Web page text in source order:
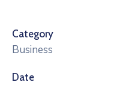
КОНТАКТ
Category
Business
Date